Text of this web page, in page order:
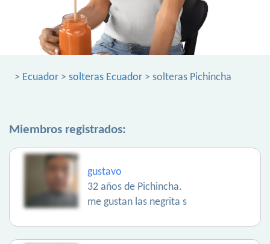
> Ecuador > solteras Ecuador > solteras Pichincha
Miembros registrados:
gustavo
32 años de Pichincha.
me gustan las negrita s